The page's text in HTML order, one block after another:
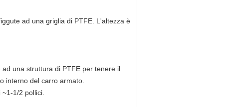
ad una griglia di PTFE. L'altezza è
una struttura di PTFE per tenere il
interno del carro armato.
1/2 pollici.